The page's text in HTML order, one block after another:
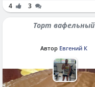
4 3
Торт вафельный
Автор Евгений К